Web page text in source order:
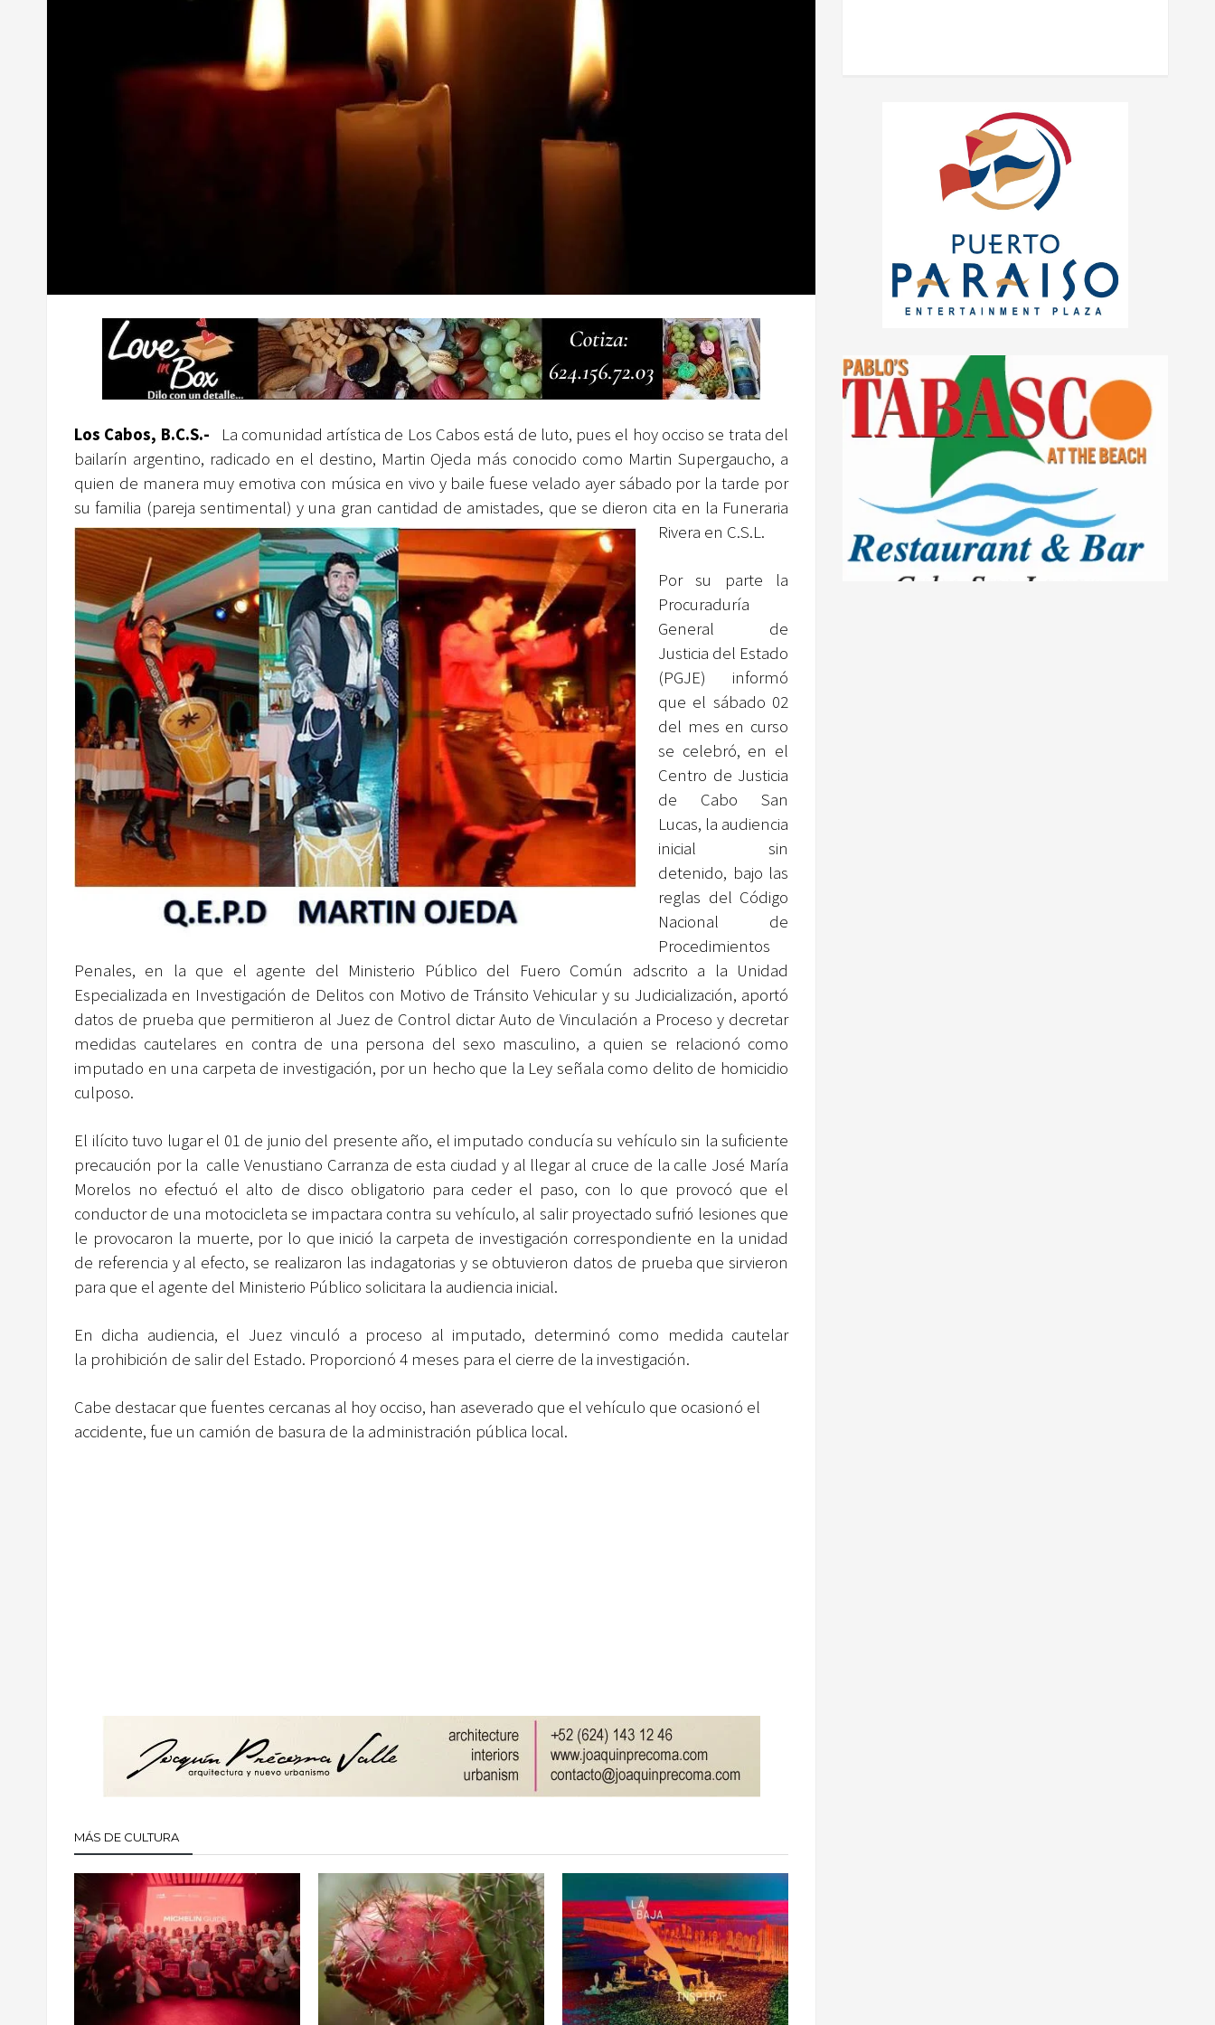
Los Cabos, B.C.S.-
La comunidad artística de Los Cabos está de luto, pues el hoy occiso se trata del
bailarín argentino, radicado en el destino, Martin Ojeda más conocido como Martin Supergaucho, a
quien de manera muy emotiva con música en vivo y baile fuese velado ayer sábado por la tarde por
su familia (pareja sentimental) y una gran cantidad de amistades, que se dieron cita en la Funeraria
Rivera en C.S.L.
Por su parte la
Procuraduría
General de
Justicia del Estado
(PGJE) informó
que el sábado 02
del mes en curso
se celebró, en el
Centro de Justicia
de Cabo San
Lucas, la audiencia
inicial sin
detenido, bajo las
reglas del Código
Nacional de
Procedimientos
Penales, en la que el agente del Ministerio Público del Fuero Común adscrito a la Unidad
Especializada en Investigación de Delitos con Motivo de Tránsito Vehicular y su Judicialización, aportó
datos de prueba que permitieron al Juez de Control dictar Auto de Vinculación a Proceso y decretar
medidas cautelares en contra de una persona del sexo masculino, a quien se relacionó como
imputado en una carpeta de investigación, por un hecho que la Ley señala como delito de homicidio
culposo.
El ilícito tuvo lugar el 01 de junio del presente año, el imputado conducía su vehículo sin la suficiente
precaución por la calle Venustiano Carranza de esta ciudad y al llegar al cruce de la calle José María
Morelos no efectuó el alto de disco obligatorio para ceder el paso, con lo que provocó que el
conductor de una motocicleta se impactara contra su vehículo, al salir proyectado sufrió lesiones que
le provocaron la muerte, por lo que inició la carpeta de investigación correspondiente en la unidad
de referencia y al efecto, se realizaron las indagatorias y se obtuvieron datos de prueba que sirvieron
para que el agente del Ministerio Público solicitara la audiencia inicial.
En dicha audiencia, el Juez vinculó a proceso al imputado, determinó como medida cautelar
la prohibición de salir del Estado. Proporcionó 4 meses para el cierre de la investigación.
Cabe destacar que fuentes cercanas al hoy occiso, han aseverado que el vehículo que ocasionó el
accidente, fue un camión de basura de la administración pública local.
MÁS DE CULTURA